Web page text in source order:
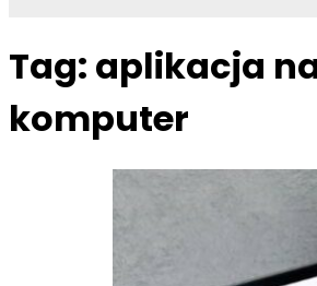
Tag: aplikacja
komputer